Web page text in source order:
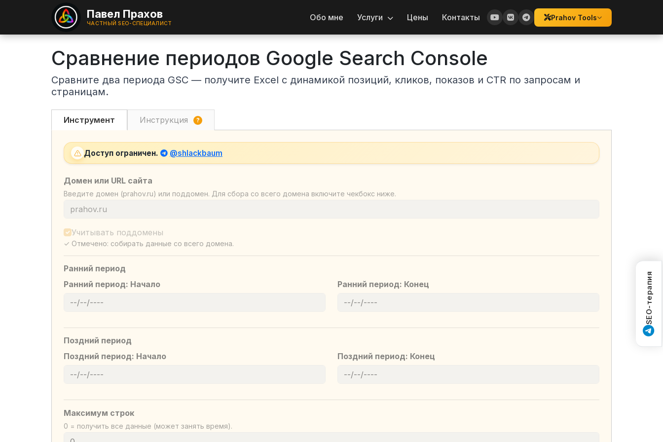
Павел Прахов
ЧАСТНЫЙ SEO-СПЕЦИАЛИСТ
Обо мне Услуги Цены Контакты Prahov Tools
Сравнение периодов Google Search Console
Сравните два периода GSC — получите Excel с динамикой позиций, кликов, показов и CTR по запросам и
страницам.
Инструмент Инструкция ?
Доступ ограничен. @shlackbaum
Домен или URL сайта
Введите домен (prahov.ru) или поддомен. Для сбора со всего домена включите чекбокс ниже.
Учитывать поддомены
✓ Отмечено: собирать данные со всего домена.
Ранний период
Ранний период: Начало
Ранний период: Конец
Поздний период
Поздний период: Начало
Поздний период: Конец
Максимум строк
0 = получить все данные (может занять время).
SEO-терапия